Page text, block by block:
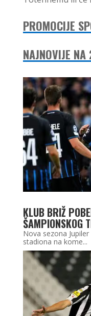
PROMOCIJE
NAJNOVIJE
KLUB BRIŽ
ŠAMPIONSKOG
Nova sezona
stadiona na kome...